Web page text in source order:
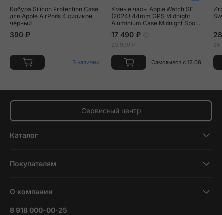
Кобура Silicon Protection Case
для Apple AirPods 4 силикон,
чёрный
390 ₽
В наличии
Умные часы Apple Watch SE
(2024) 44mm GPS Midnight
Aluminium Case Midnight Sport
17 490 ₽
23 990 ₽
Самовывоз с 12.08
35
Сервисный центр
Каталог
Планшеты
Покупателям
Трейд-ин
О компании
Вакансии
8 918 000-00-25